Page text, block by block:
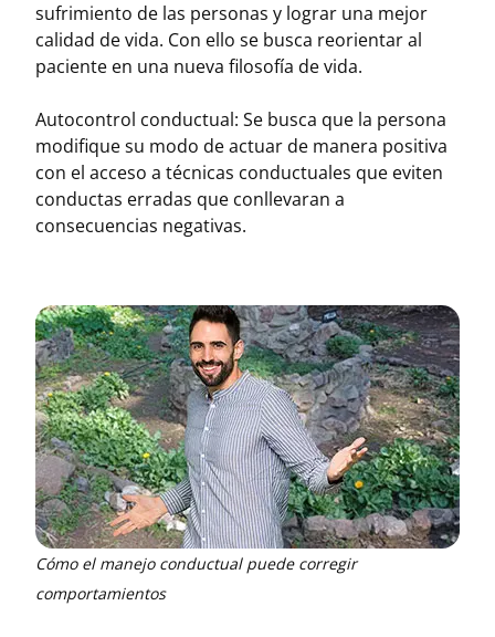
sufrimiento de las personas y lograr una mejor
calidad de vida. Con ello se busca reorientar al
paciente en una nueva filosofía de vida.
Autocontrol conductual: Se busca que la persona
modifique su modo de actuar de manera positiva
con el acceso a técnicas conductuales que eviten
conductas erradas que conllevaran a
consecuencias negativas.
Cómo el manejo conductual puede corregir
comportamientos